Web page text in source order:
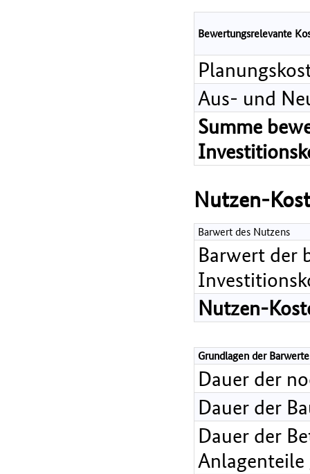
Bewertungsrelevante
Aus- und
Summe
Nutzen-
Barwert des Nutzens
Barwert der
Nutzen-
Grundlagen der
Dauer der
Dauer der
Dauer der